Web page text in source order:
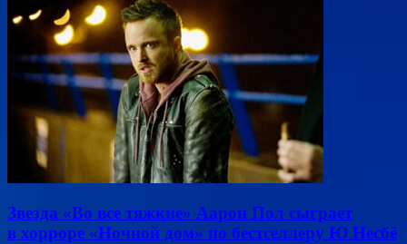
Звезда «Во все тяжкие» Аарон Пол сыграет
в хорроре «Ночной дом» по бестселлеру Ю Несбё